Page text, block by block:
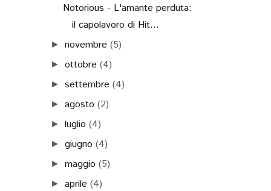
Notorious - L'amante perduta:
il capolavoro di Hit...
►novembre (5)
►ottobre (4)
►settembre (4)
►agosto (2)
►luglio (4)
►giugno (4)
►maggio (5)
►aprile (4)